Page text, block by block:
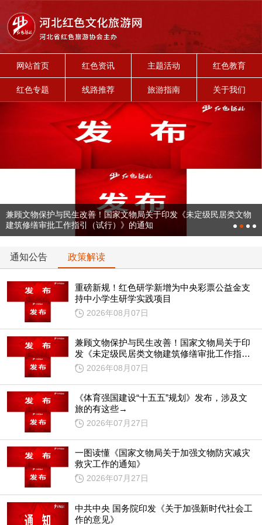
网站首页 红色资讯 主题活动 红色教育
红色专题 线路推荐 旅游指南 关于我们
兼顾文物保护与民生改善！国家文物局关于印发《未定级民居类文物
建筑修缮审批工作指引（试行）》的通知
通知公告 政策解读
重磅新规！红色研学新增为中央彩票公益金支
持中小学生研学实践项目
2026年08月07日
兼顾文物保护与民生改善！国家文物局关于印
发《未定级民居类文物建筑修缮审批工作指引
（试行）》的通知
2026年08月07日
《体育强国建设“十五五”规划》发布，涉及文
旅的有这些→
2026年07月27日
一图读懂《国家文物局关于加强文物防灾减灾
救灾工作的通知》
2026年07月27日
中共中央 国务院印发《关于加强新时代社会工
作的意见》